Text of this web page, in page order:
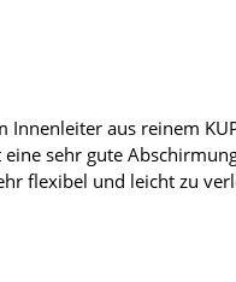
aus reinem
sehr gute
flexibel und leicht zu